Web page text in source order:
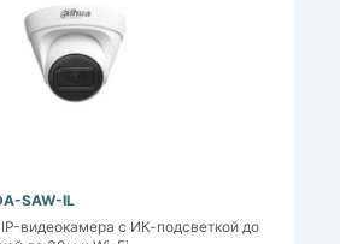
SAW-IL
видеокамера с ИК-подсветкой до